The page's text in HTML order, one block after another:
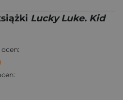
Lucky Luke. Kid